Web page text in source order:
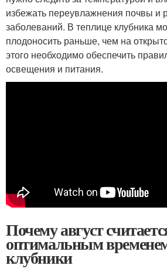
избежать переувлажнения почвы и
заболеваний. В теплице клубника
плодоносить раньше, чем на
этого необходимо обеспечить
освещения и питания.
Почему август
оптимальным
клубники